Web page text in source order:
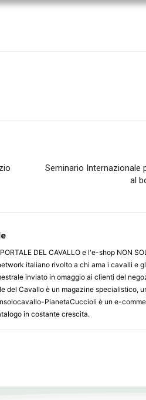
Seminario Internazionale
al
DEL CAVALLO e l'e-shop NON
italiano rivolto a chi ama i cavalli e
inviato in omaggio ai clienti del
del Cavallo è un magazine specialistico,
PianetaCuccioli è un e-
in costante crescita.